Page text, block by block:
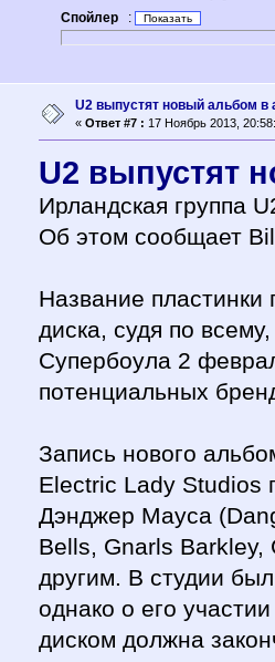
Спойлер :
U2 выпустят новый альбом в
« Ответ #7 : 17 Ноябрь 2013,
U2 выпустят
Ирландская группа
Об этом сообщает
Название
диска, судя по
Супербоула 2
потенциальных
Запись нового
Electric Lady Studios
Дэнджер Мауса
Bells, Gnarls
другим. В студии
однако о его
диском должна